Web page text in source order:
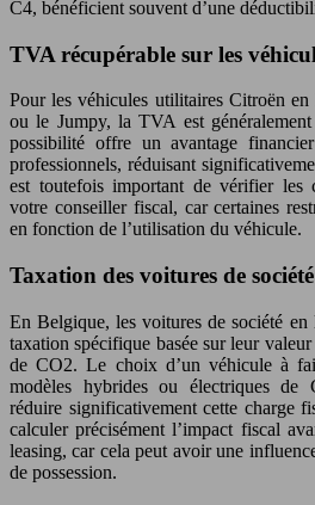
C4, bénéficient souvent d’une
TVA récupérable sur les
Pour les véhicules utilitaires Citroën
ou le Jumpy, la TVA est
possibilité offre un avantage
professionnels, réduisant
est toutefois important de vérifier les
votre conseiller fiscal, car certaines
en fonction de l’utilisation du véhicule.
Taxation des voitures de
En Belgique, les voitures de société en
taxation spécifique basée sur leur
de CO2. Le choix d’un véhicule à
modèles hybrides ou électriques de
réduire significativement cette charge
calculer précisément l’impact fiscal
leasing, car cela peut avoir une
de possession.